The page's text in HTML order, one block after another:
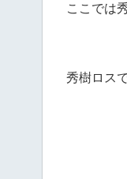
ここでは
秀樹ロス